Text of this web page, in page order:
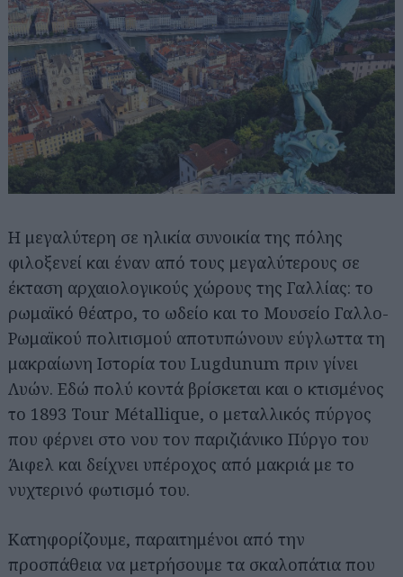
Η μεγαλύτερη σε ηλικία συνοικία της πόλης
φιλοξενεί και έναν από τους μεγαλύτερους σε
έκταση αρχαιολογικούς χώρους της Γαλλίας: το
ρωμαϊκό θέατρο, το ωδείο και το Μουσείο Γαλλο-
Ρωμαϊκού πολιτισμού αποτυπώνουν εύγλωττα τη
μακραίωνη Ιστορία του Lugdunum πριν γίνει
Λυών. Εδώ πολύ κοντά βρίσκεται και ο κτισμένος
το 1893 Tour Métallique, ο μεταλλικός πύργος
που φέρνει στο νου τον παριζιάνικο Πύργο του
Άιφελ και δείχνει υπέροχος από μακριά με το
νυχτερινό φωτισμό του.
Κατηφορίζουμε, παραιτημένοι από την
προσπάθεια να μετρήσουμε τα σκαλοπάτια που